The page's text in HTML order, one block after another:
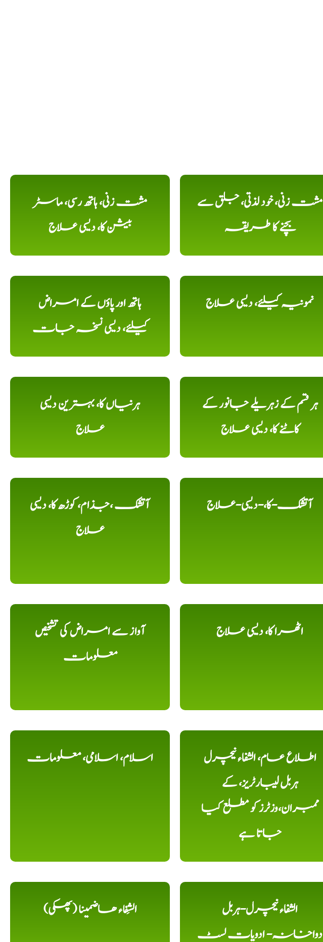
مشت زنی، ہاتھ رسی، ماسٹر
بیشن کا، دیسی علاج
مشت زنی، خود لذتی، جلق سے
بچنے کا طریقہ
ہاتھ اور پاؤں کے امراض
کیلئے، دیسی نسخہ جات
نمونیہ کیلئے، دیسی علاج
ہرنیاں کا، بہترین دیسی
علاج
ہر قسم کے زہریلے جانور کے
کاٹنے کا، دیسی علاج
آتشک ،جذام، کوڑھ کا، دیسی
علاج
آتشک-کا،-دیسی-علاج
آواز سے امراض کی تشخیص
معلومات
اٹھرا کا، دیسی علاج
اسلام، اسلامی، معلومات
اطلاع عام، الشفاء نیچرل
ہربل لیبارٹریز، کے
ممبران،وزٹرز کو مطلع کیا
جاتا ہے
الشِفاء ھاضمینا (پھکی)
الشفاء نیچرل-ہربل
دواخانہ- ادویات لسٹ